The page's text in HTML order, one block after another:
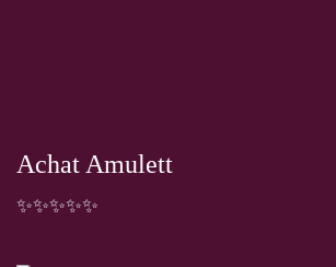
Achat Amulett
✨✨✨✨✨